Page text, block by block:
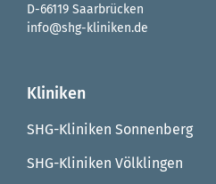
D-66119 Saarbrücken
info@shg-kliniken.de
Kliniken
SHG-Kliniken Sonnenberg
SHG-Kliniken Völklingen